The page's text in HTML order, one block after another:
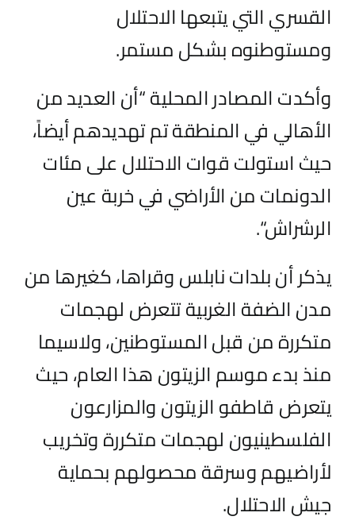
القسري التي يتبعها الاحتلال
ومستوطنوه بشكل مستمر.
وأكدت المصادر المحلية“أن العديد من
الأهالي في المنطقة تم تهديدهم أيضاً،
حيث استولت قوات الاحتلال على مئات
الدونمات من الأراضي في خربة عين
الرشراش“
.
يذكرأن بلدات نابلس وقراها، كغيرها من
مدن الضفة الغربية تتعرض لهجمات
متكررة من قبل المستوطنين،ولاسيما
منذ بدء موسم الزيتون هذا العام،حيث
يتعرض قاطفو الزيتونوالمزارعون
الفلسطينيون لهجمات متكررةوتخريب
لأراضيهم وسرقة محصولهمبحماية
جيش الاحتلال.